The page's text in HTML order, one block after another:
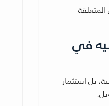
في
بل استثمار